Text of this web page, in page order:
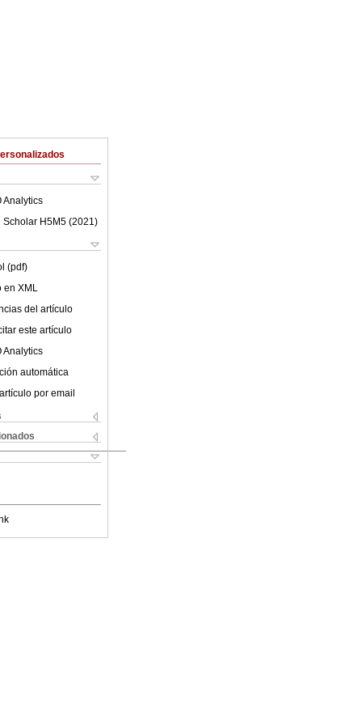
Analytics
Scholar H5M5 (2021 )
(pdf)
en XML
del artículo
este artículo
Analytics
automática
por email